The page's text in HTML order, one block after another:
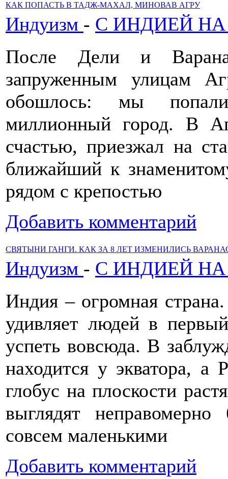
КАК ПОПАСТЬ В ТАДЖ-МАХАЛ, МИНОВАВ АГРУ
Индуизм - С ИНДИЕЙ
После Дели и
запруженным улицам
обошлось: мы
миллионный город. В
счастью, приезжал на
ближайший к
рядом с крепостью
Добавить комментарий
СВЯТЫНИ ГАНГИ. КАК ЗА 8 ЛЕТ ИЗМЕНИЛИСЬ
Индуизм - С ИНДИЕЙ
Индия – огромная
удивляет людей в
успеть вовсюда. В
находится у экватора, а
глобус на плоскости
выглядят
совсем маленькими
Добавить комментарий